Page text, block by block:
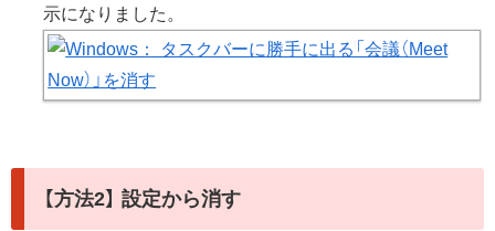
示になりました。
【方法2】 設定から消す